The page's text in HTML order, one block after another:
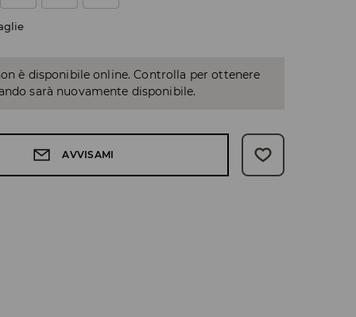
è disponibile online. Controlla per ottenere
sarà nuovamente disponibile.
AVVISAMI